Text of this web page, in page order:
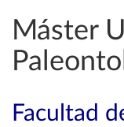
Máster
Facultad